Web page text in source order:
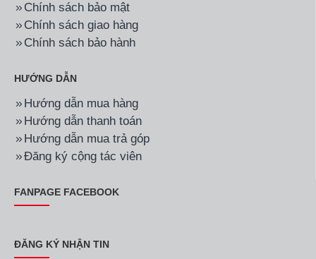
Chính sách bảo mật
Chính sách giao hàng
Chính sách bảo hành
HƯỚNG DẪN
Hướng dẫn mua hàng
Hướng dẫn thanh toán
Hướng dẫn mua trả góp
Đăng ký cộng tác viên
FANPAGE FACEBOOK
ĐĂNG KÝ NHẬN TIN